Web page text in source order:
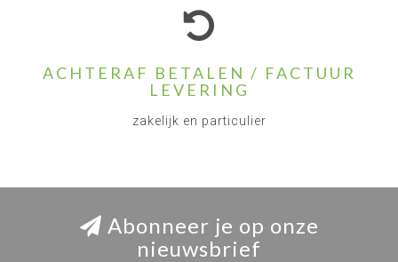
ACHTERAF BETALEN / FACTUUR
LEVERING
zakelijk en particulier
Abonneer je op onze
nieuwsbrief